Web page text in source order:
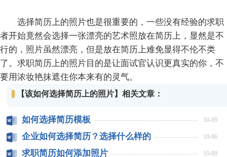
选择简历上的照片也是很重要的，一些没有经验的求职
者开始竟然会选择一张漂亮的艺术照放在简历上，显然是不
行的，照片虽然漂亮，但是放在简历上难免显得不伦不类
了。求职简历上的照片目的是让面试官认识更真实的你，不
要用浓妆艳抹遮住你本来有的灵气。
【该如何选择简历上的照片】相关文章：
如何选择简历模板 10-09
企业如何选择简历？选择什么样的
简历？
10-06
求职简历如何添加照片 10-09